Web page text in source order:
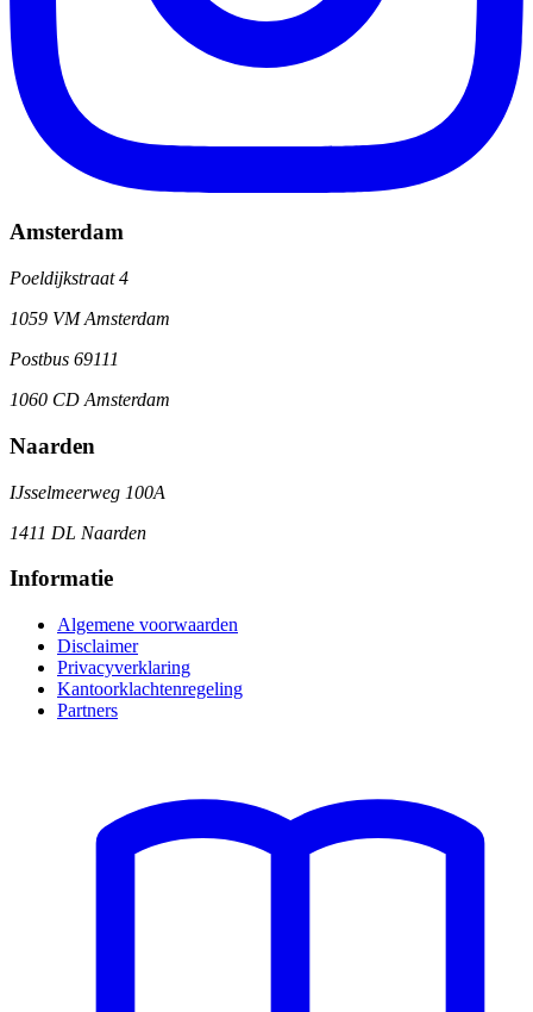
Amsterdam
Poeldijkstraat 4
1059 VM Amsterdam
Postbus 69111
1060 CD Amsterdam
Naarden
IJsselmeerweg 100A
1411 DL Naarden
Informatie
Algemene voorwaarden
Disclaimer
Privacyverklaring
Kantoorklachtenregeling
Partners